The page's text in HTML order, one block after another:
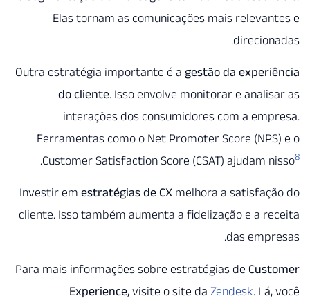
Elas tornam as comunicações mais
Outra estratégia importante é a gestão da
do cliente. Isso envolve monitorar e
interações dos consumidores com a
Ferramentas como o Net Promoter Score
Customer Satisfaction Score (CSAT) ajudam
.
Investir emestratégias de CXmelhora a
cliente. Isso também aumenta a fidelização e a
das
Para mais informações sobre estratégias de
Experience, visite o site daZendesk.